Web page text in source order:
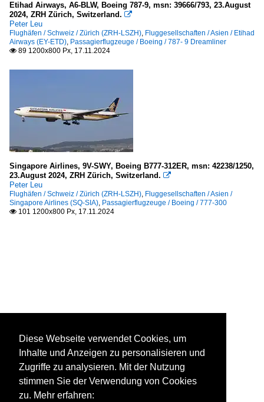
Etihad Airways, A6-BLW, Boeing 787-9, msn: 39666/793, 23.August
2024, ZRH Zürich, Switzerland. 
Peter Leu
Flughäfen / Schweiz / Zürich (ZRH-LSZH), Fluggesellschaften / Asien / Etihad
Airways (EY-ETD), Passagierflugzeuge / Boeing / 787- 9 Dreamliner
 89 1200x800 Px, 17.11.2024
Singapore Airlines, 9V-SWY, Boeing B777-312ER, msn: 42238/1250,
23.August 2024, ZRH Zürich, Switzerland. 
Peter Leu
Flughäfen / Schweiz / Zürich (ZRH-LSZH), Fluggesellschaften / Asien /
Singapore Airlines (SQ-SIA), Passagierflugzeuge / Boeing / 777-300
 101 1200x800 Px, 17.11.2024
Diese Webseite verwendet Cookies, um
Inhalte und Anzeigen zu personalisieren und
Zugriffe zu analysieren. Mit der Nutzung
stimmen Sie der Verwendung von Cookies
zu. Mehr erfahren: